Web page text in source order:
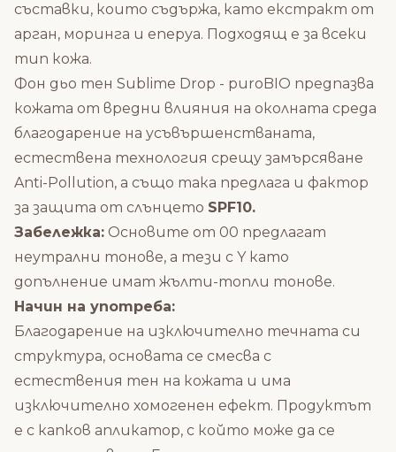
съставки, които съдържа, като екстракт от
арган, моринга и еперуа. Подходящ е за всеки
тип кожа.
Фон дьо тен Sublime Drop - puroBIO предпазва
кожата от вредни влияния на околната среда
благодарение на усъвършенстваната,
естествена технология срещу замърсяване
Anti-Pollution, а също така предлага и фактор
за защита от слънцето SPF10.
Забележка: Основите от 00 предлагат
неутрални тонове, а тези с Y като
допълнение имат жълти-топли тонове.
Начин на употреба:
Благодарение на изключително течната си
структура, основата се смесва с
естествения тен на кожата и има
изключително хомогенен ефект. Продуктът
е с капков апликатор, с който може да се